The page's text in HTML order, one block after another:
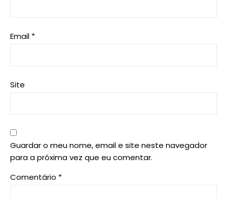
Email *
Site
Guardar o meu nome, email e site neste navegador
para a próxima vez que eu comentar.
Comentário *